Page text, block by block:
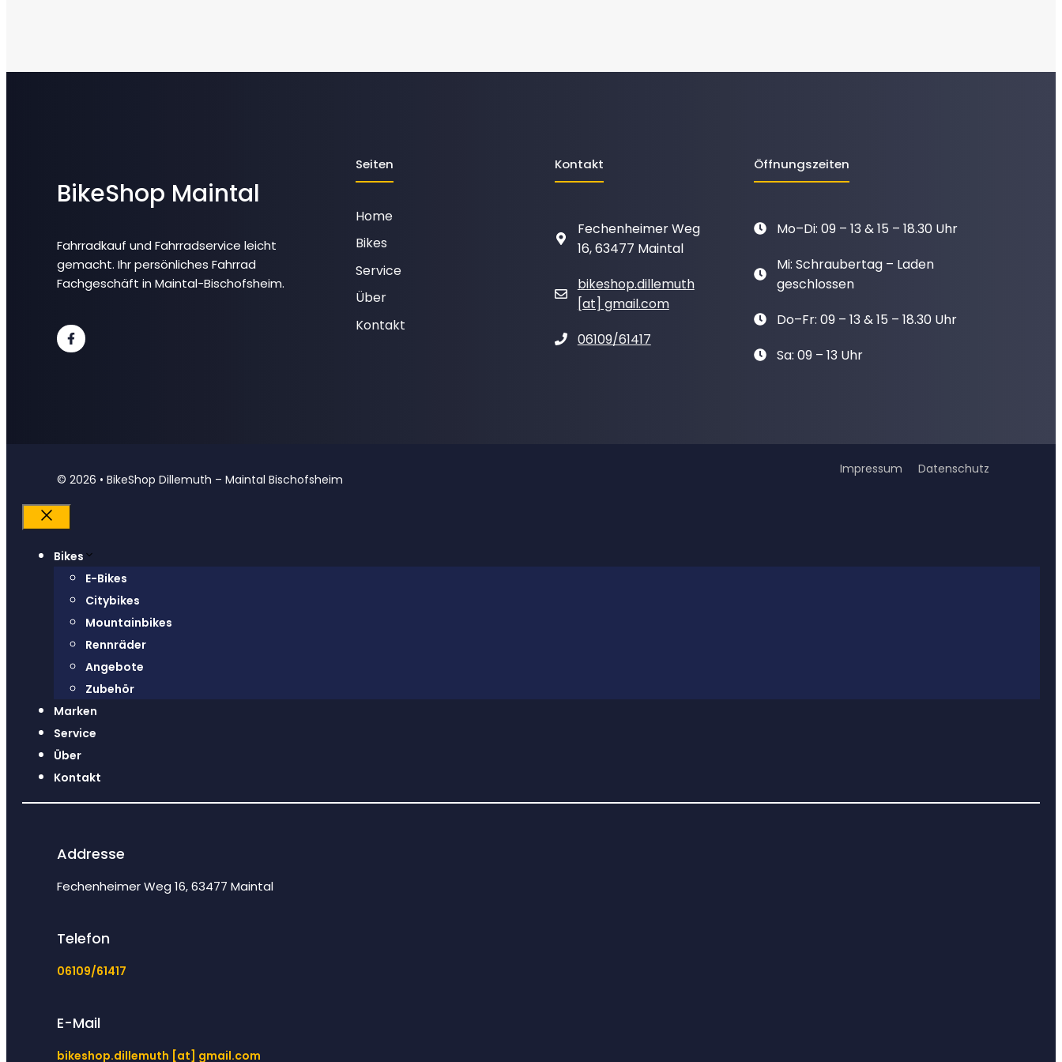
BikeShop Maintal
Fahrradkauf und Fahrradservice leicht
gemacht. Ihr persönliches Fahrrad
Fachgeschäft in Maintal-Bischofsheim.
Seiten
Home
Bikes
Service
Über
Kontakt
Kontakt
Fechenheimer Weg
16, 63477 Maintal
bikeshop.dillemuth
[at] gmail.com
06109/61417
Öffnungszeiten
Mo–Di: 09 – 13 & 15 – 18.30 Uhr
Mi: Schraubertag – Laden
geschlossen
Do–Fr: 09 – 13 & 15 – 18.30 Uhr
Sa: 09 – 13 Uhr
© 2026 • BikeShop Dillemuth – Maintal Bischofsheim
Impressum Datenschutz
Bikes
E-Bikes
Citybikes
Mountainbikes
Rennräder
Angebote
Zubehör
Marken
Service
Über
Kontakt
Addresse
Fechenheimer Weg 16, 63477 Maintal
Telefon
06109/61417
E-Mail
bikeshop.dillemuth [at] gmail.com